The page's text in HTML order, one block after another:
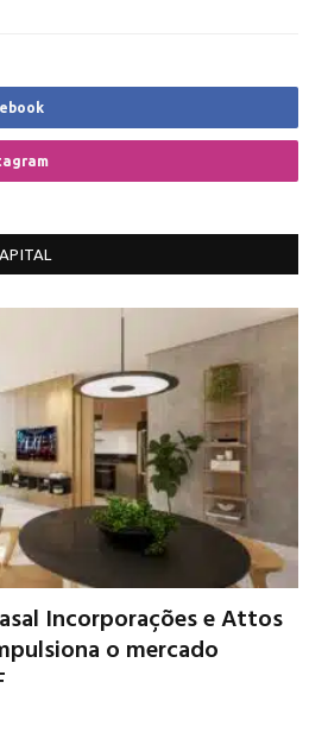
Incorporações e Attos
o mercado